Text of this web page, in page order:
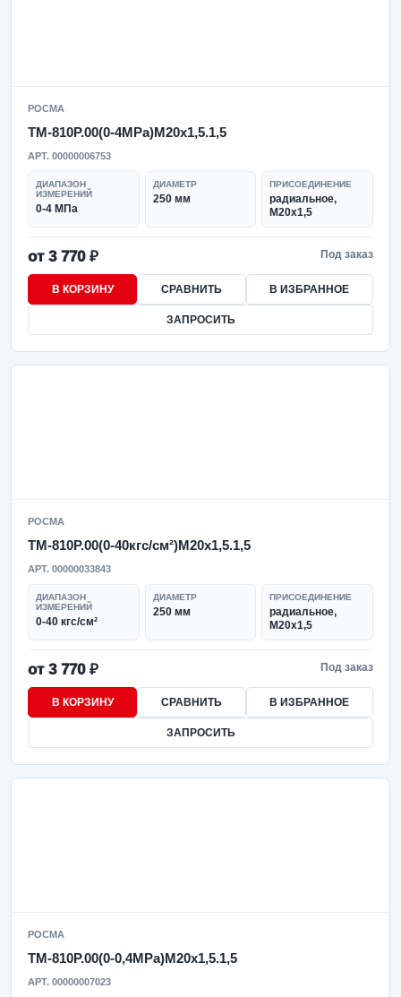
РОСМА
ТМ-810Р.00(0-4MPa)M20x1,5.1,5
АРТ. 00000006753
ДИАПАЗОН
ИЗМЕРЕНИЙ
0-4 МПа
ДИАМЕТР
250 мм
ПРИСОЕДИНЕНИЕ
радиальное,
M20x1,5
от 3 770 ₽ Под заказ
В КОРЗИНУ СРАВНИТЬ В ИЗБРАННОЕ
ЗАПРОСИТЬ
РОСМА
ТМ-810Р.00(0-40кгс/см²)M20x1,5.1,5
АРТ. 00000033843
ДИАПАЗОН
ИЗМЕРЕНИЙ
0-40 кгс/см²
ДИАМЕТР
250 мм
ПРИСОЕДИНЕНИЕ
радиальное,
M20x1,5
от 3 770 ₽ Под заказ
В КОРЗИНУ СРАВНИТЬ В ИЗБРАННОЕ
ЗАПРОСИТЬ
РОСМА
ТМ-810Р.00(0-0,4MPa)M20x1,5.1,5
АРТ. 00000007023